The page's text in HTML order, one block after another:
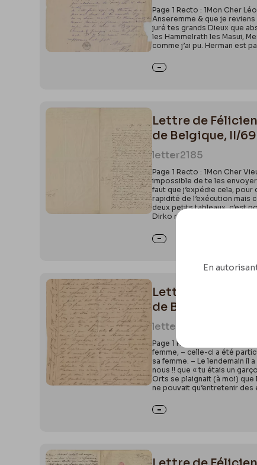
Page 1 Recto : 1Mon Cher
Anseremme & que je
juré tes grands Dieux que
les Hammelrath les Masui,
comme j’ai pu. Herman est
Lettre de
de Belgique, II/
letter2185
Page 1 Recto : 1Mon Cher
impossible de te les envoyer
faut que j’expédie cela,
rapidité de l’exécution mais
deux petits tableaux, c’est
Dirko rue de l’Association
Lettre de
de Belgique, II/
letter
Page 1 Recto : 1Voici la
femme, – celle-ci a été
sa femme. – Le lendemain il
nous !! que « tu étais un
Orts se plaignait (à moi) que
ne pouvait qu’entretenir
En